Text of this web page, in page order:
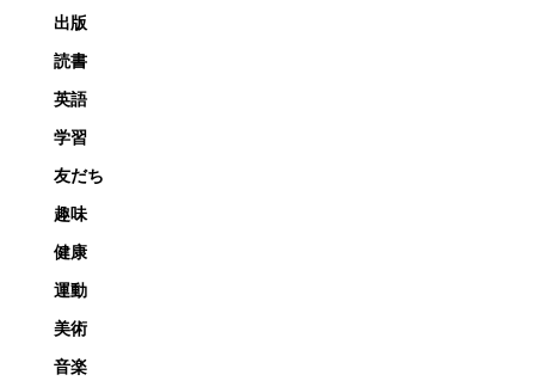
出版
読書
英語
学習
友だち
趣味
健康
運動
美術
音楽